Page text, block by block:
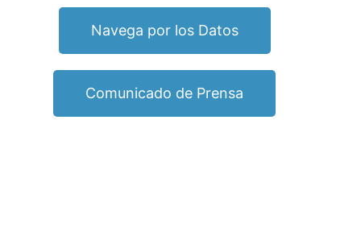
Navega por los Datos
Comunicado de Prensa